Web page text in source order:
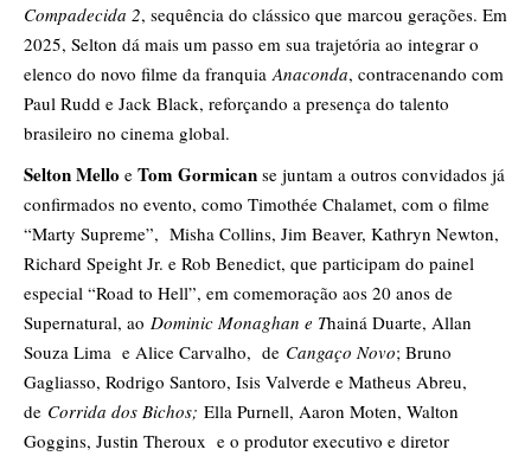
Compadecida 2, sequência do clássico que marcou gerações. Em
2025, Selton dá mais um passo em sua trajetória ao integrar o
elenco do novo filme da franquiaAnaconda, contracenando com
Paul Rudd e Jack Black, reforçando a presença do talento
brasileiro no cinema global.
Selton Mello e Tom Gormican se juntam a outros convidados já
confirmados no evento, como Timothée Chalamet, com o filme
“Marty Supreme”, Misha Collins, Jim Beaver, Kathryn Newton,
Richard Speight Jr. e Rob Benedict, que participam do painel
especial “Road to Hell”, em comemoração aos 20 anos de
Supernatural, ao Dominic Monaghan e Thainá Duarte, Allan
Souza Lima e Alice Carvalho, de Cangaço Novo; Bruno
Gagliasso, Rodrigo Santoro, Isis Valverde e Matheus Abreu,
de Corrida dos Bichos; Ella Purnell, Aaron Moten, Walton
Goggins, Justin Theroux e o produtor executivo e diretor